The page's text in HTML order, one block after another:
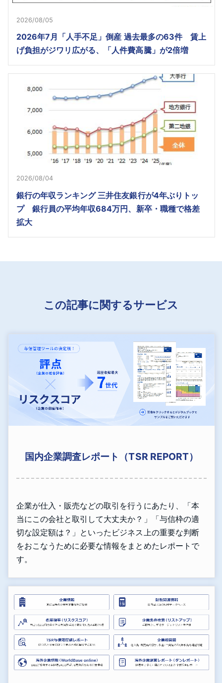
2026/08/05
2026年7月「人手不足」倒産 過去最多の63件 賃上
げ負担がジワリ広がる、「人件費高騰」が2倍増
2026/08/04
銀行の年収ランキング 三井住友銀行が4年ぶりトッ
プ 銀行員の平均年収684万円、新卒・職種で格差
拡大
この記事に関するサービス
国内企業調査レポート（TSR REPORT）
企業が仕入・販売などの取引を行うにあたり、「本
当にこの会社と取引して大丈夫か？」「与信枠の適
切な設定額は？」といったビジネス上の重要な判断
をおこなうために必要な情報をまとめたレポートで
す。